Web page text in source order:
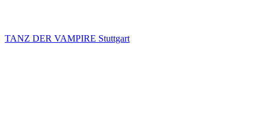
TANZ DER VAMPIRE Stuttgart